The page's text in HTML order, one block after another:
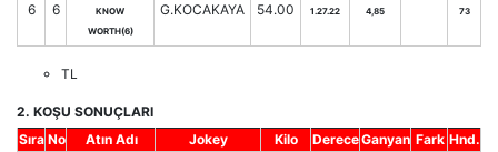
6 6
KNOW
WORTH(6)
G.KOCAKAYA 54.00 1.27.22 4,85 73
TL
2. KOŞU SONUÇLARI
Sıra No Atın Adı Jokey Kilo DereceGanyan Fark Hnd.